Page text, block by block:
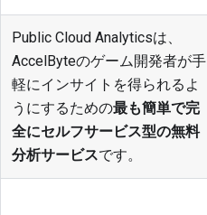
Public Cloud Analyticsは、
AccelByteのゲーム開発者が手
軽にインサイトを得られるよ
うにするための最も簡単で完
全にセルフサービス型の無料
分析サービスです。